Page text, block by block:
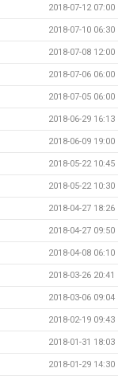
2018-07-12 07:00
2018-07-10 06:30
2018-07-08 12:00
2018-07-06 06:00
2018-07-05 06:00
2018-06-29 16:13
2018-06-09 19:00
2018-05-22 10:45
2018-05-22 10:30
2018-04-27 18:26
2018-04-27 09:50
2018-04-08 06:10
2018-03-26 20:41
2018-03-06 09:04
2018-02-19 09:43
2018-01-31 18:03
2018-01-29 14:30